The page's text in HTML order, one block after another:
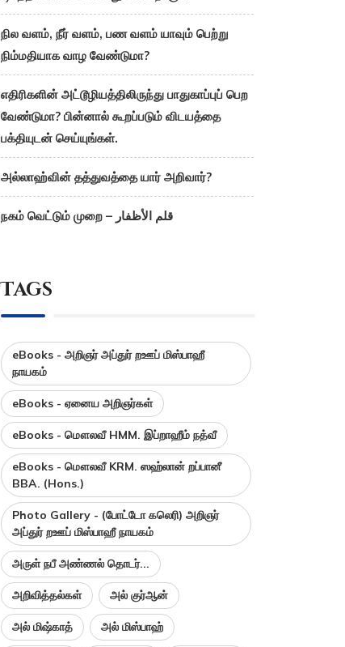
நில வளம், நீர் வளம், பண வளம் யாவும் பெற்று
நிம்மதியாக வாழ வேண்டுமா?
எதிரிகளின் அட்டூழியத்திலிருந்து பாதுகாப்புப் பெற
வேண்டுமா? பின்னால் கூறப்படும் விடயத்தை
பக்தியுடன் செய்யுங்கள்.
அல்லாஹ்வின் தத்துவத்தை யார் அறிவார்?
நகம் வெட்டும் முறை – قلم الأظفار
Tags
eBooks - அறிஞர் அப்துர் றஊப் மிஸ்பாஹீ
நாயகம்
eBooks - ஏனைய அறிஞர்கள்
eBooks - மௌலவீ HMM. இப்றாஹீம் நத்வீ
eBooks - மௌலவீ KRM. ஸஹ்லான் றப்பானீ
BBA. (Hons.)
Photo Gallery - (போட்டோ கலெரி) அறிஞர்
அப்துர் றஊப் மிஸ்பாஹீ நாயகம்
அருள் நபீ அண்ணல் தொடர்...
அறிவித்தல்கள் அல் குர்ஆன்
அல் மிஷ்காத் அல் மிஸ்பாஹ்